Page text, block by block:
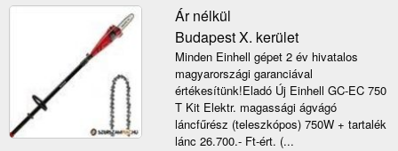
Ár nélkül
Budapest X. kerület
Minden Einhell gépet 2 év hivatalos
magyarországi garanciával
értékesítünk!Eladó Új Einhell GC-EC 750
T Kit Elektr. magassági ágvágó
láncfűrész (teleszkópos) 750W + tartalék
lánc 26.700.- Ft-ért. (...